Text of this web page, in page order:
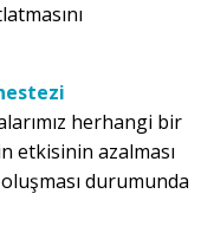
herhangi bir
etkisinin azalması
durumunda